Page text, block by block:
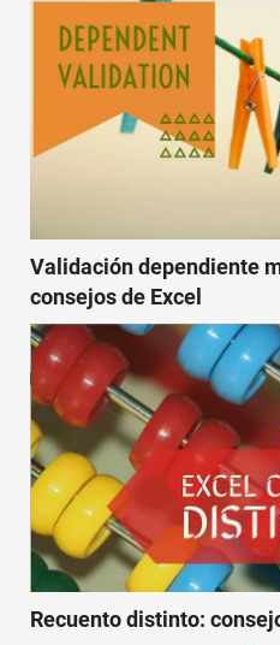
Validación dependiente
consejos de Excel
Recuento distinto: